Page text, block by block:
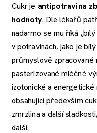
Cukr je antipotravina
hodnoty. Dle lékařů
nadarmo se mu říká
v potravinách, jako je
průmyslově zpracované
pasterizované mléčné
izotonické a energetické
obsahující především
zmrzlina a další
další.